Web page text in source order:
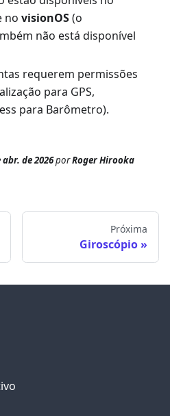
no visionOS(o
não está disponível
requerem permissões
para GPS,
para Barômetro).
abr. de 2026porRoger Hirooka
Próxima
Giroscópio